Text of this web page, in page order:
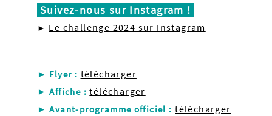
Suivez-nous sur Instagram !
► Le challenge 2024 sur Instagram
► Flyer : télécharger
► Affiche : télécharger
► Avant-programme officiel : télécharger